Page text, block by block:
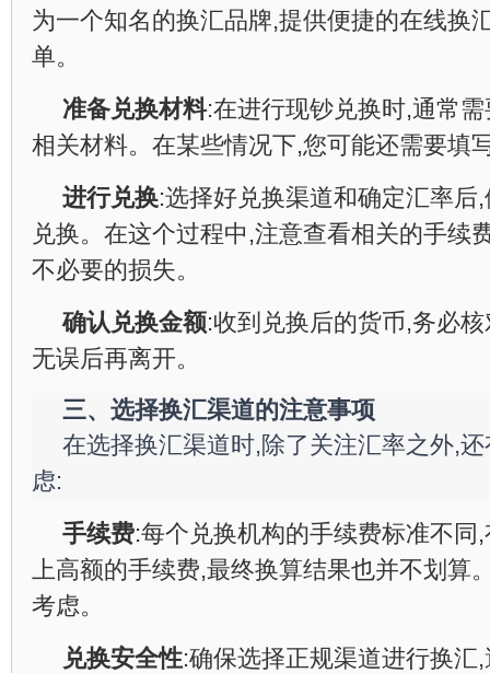
为一个知名的换汇品牌,提供便捷的在线换
单。
准备兑换材料:在进行现钞兑换时,通常
相关材料。在某些情况下,您可能还需要填
进行兑换:选择好兑换渠道和确定汇率后
兑换。在这个过程中,注意查看相关的手续
不必要的损失。
确认兑换金额:收到兑换后的货币,务必
无误后再离开。
三、选择换汇渠道的注意事项
在选择换汇渠道时,除了关注汇率之外,
虑:
手续费:每个兑换机构的手续费标准不同
上高额的手续费,最终换算结果也并不划算
考虑。
兑换安全性:确保选择正规渠道进行换汇